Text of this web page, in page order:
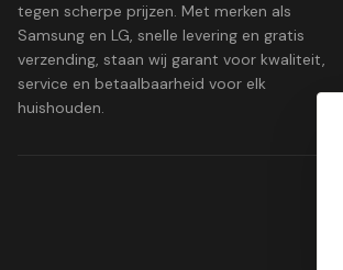
tegen scherpe prijzen. Met merken als
Samsung en LG, snelle levering en gratis
verzending, staan wij garant voor kwaliteit,
service en betaalbaarheid voor elk
huishouden.